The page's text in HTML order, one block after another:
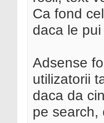
Ca fond
daca le
Adsense
utilizatorii
daca da
pe search,